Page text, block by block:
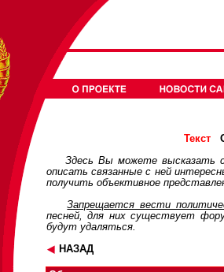
Текст
Здесь Вы можете высказать
описать связанные с ней
получить объективное
Запрещается вести
песней, для них существует
будут удаляться.
НАЗАД